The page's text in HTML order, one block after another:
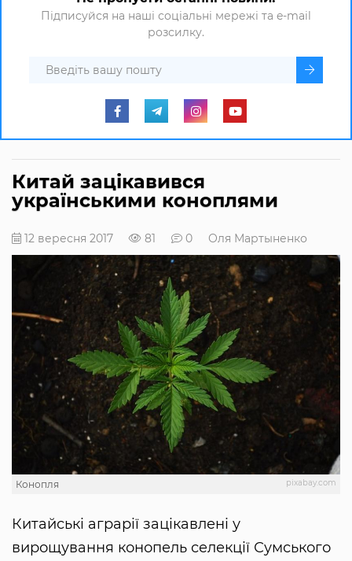
Підписуйся на наші соціальні мережі та e-mail
розсилку.
Китай зацікавився
українськими коноплями
12 вересня 2017 81 0 Оля Мартыненко
pixabay.com
Конопля
Китайські аграрії зацікавлені у
вирощування конопель селекції Сумського